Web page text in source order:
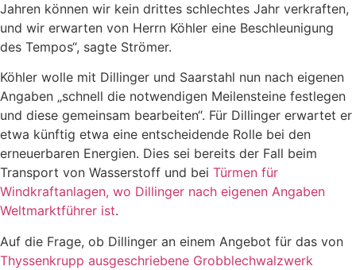
Jahren können wir kein drittes schlechtes Jahr verkraften,
und wir erwarten von Herrn Köhler eine Beschleunigung
des Tempos“, sagte Strömer.
Köhler wolle mit Dillinger und Saarstahl nun nach eigenen
Angaben „schnell die notwendigen Meilensteine festlegen
und diese gemeinsam bearbeiten“. Für Dillinger erwartet er
etwa künftig etwa eine entscheidende Rolle bei den
erneuerbaren Energien. Dies sei bereits der Fall beim
Transport von Wasserstoff und bei Türmen für
Windkraftanlagen, wo Dillinger nach eigenen Angaben
Weltmarktführer ist.
Auf die Frage, ob Dillinger an einem Angebot für das von
Thyssenkrupp ausgeschriebene Grobblechwalzwerk